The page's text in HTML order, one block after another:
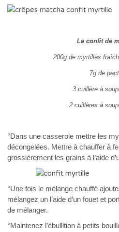
Le confit de
200g de myrtilles
7g de
3 cuillère à
2 cuillères à
°Dans une casserole mettre les
décongelées. Mettre à chauffer à
grossièrement les grains à l’aide
°Une fois le mélange chauffé
mélangez un l’aide d’un fouet et
de mélanger.
°Maintenez l’ébullition à petits